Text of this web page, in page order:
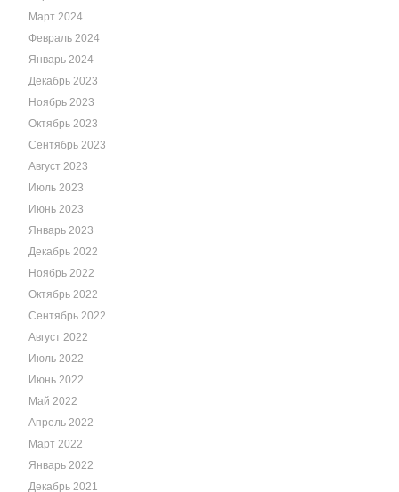
Март 2024
Февраль 2024
Январь 2024
Декабрь 2023
Ноябрь 2023
Октябрь 2023
Сентябрь 2023
Август 2023
Июль 2023
Июнь 2023
Январь 2023
Декабрь 2022
Ноябрь 2022
Октябрь 2022
Сентябрь 2022
Август 2022
Июль 2022
Июнь 2022
Май 2022
Апрель 2022
Март 2022
Январь 2022
Декабрь 2021